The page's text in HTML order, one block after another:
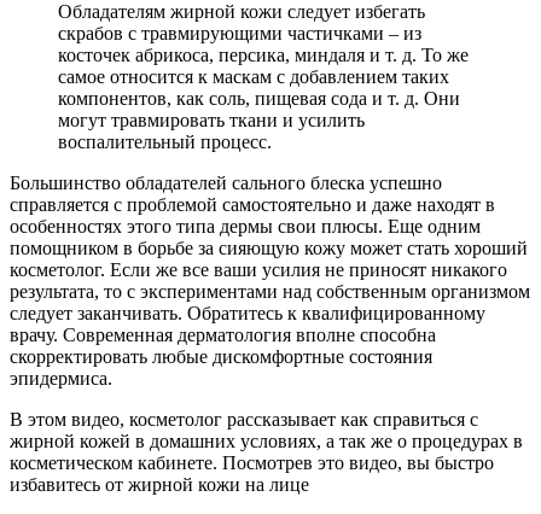
Обладателям жирной кожи следует избегать
скрабов с травмирующими частичками – из
косточек абрикоса, персика, миндаля и т. д. То же
самое относится к маскам с добавлением таких
компонентов, как соль, пищевая сода и т. д. Они
могут травмировать ткани и усилить
воспалительный процесс.
Большинство обладателей сального блеска успешно
справляется с проблемой самостоятельно и даже находят в
особенностях этого типа дермы свои плюсы. Еще одним
помощником в борьбе за сияющую кожу может стать хороший
косметолог. Если же все ваши усилия не приносят никакого
результата, то с экспериментами над собственным организмом
следует заканчивать. Обратитесь к квалифицированному
врачу. Современная дерматология вполне способна
скорректировать любые дискомфортные состояния
эпидермиса.
В этом видео, косметолог рассказывает как справиться с
жирной кожей в домашних условиях, а так же о процедурах в
косметическом кабинете. Посмотрев это видео, вы быстро
избавитесь от жирной кожи на лице